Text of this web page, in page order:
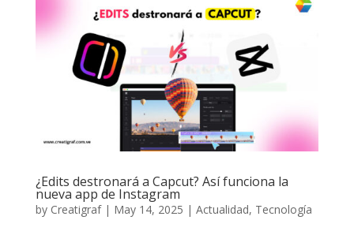
¿Edits destronará a Capcut? Así funciona la
nueva app de Instagram
by Creatigraf| May 14, 2025 | Actualidad, Tecnología